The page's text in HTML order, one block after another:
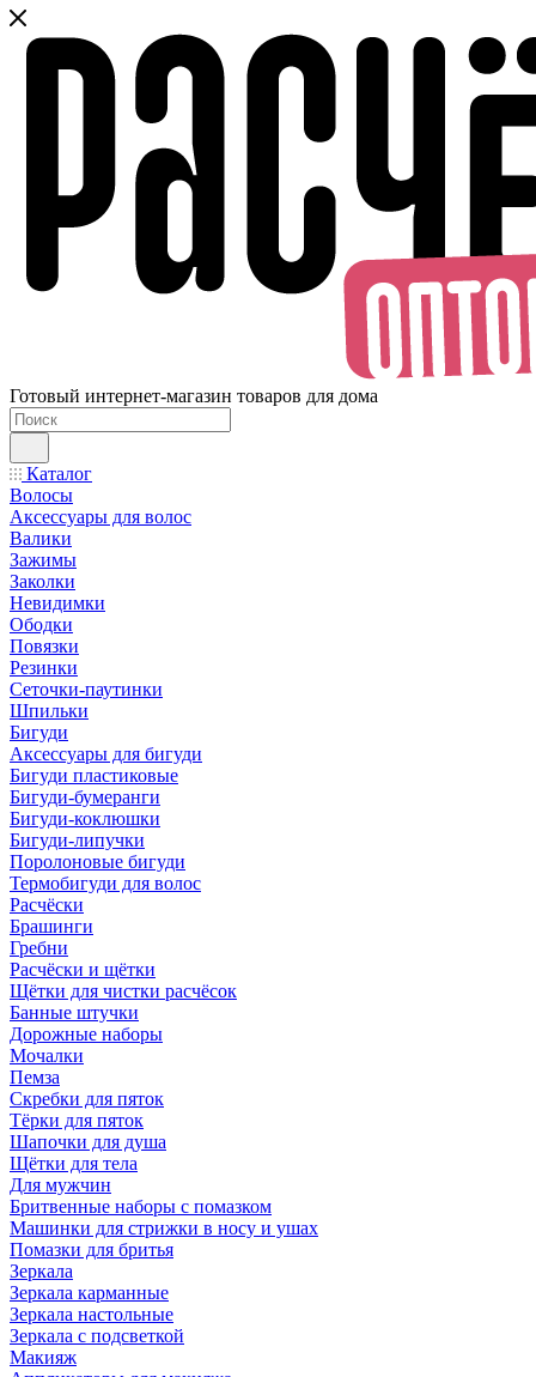
Готовый интернет-магазин товаров для дома
Каталог
Волосы
Аксессуары для волос
Валики
Зажимы
Заколки
Невидимки
Ободки
Повязки
Резинки
Сеточки-паутинки
Шпильки
Бигуди
Аксессуары для бигуди
Бигуди пластиковые
Бигуди-бумеранги
Бигуди-коклюшки
Бигуди-липучки
Поролоновые бигуди
Термобигуди для волос
Расчёски
Брашинги
Гребни
Расчёски и щётки
Щётки для чистки расчёсок
Банные штучки
Дорожные наборы
Мочалки
Пемза
Скребки для пяток
Тёрки для пяток
Шапочки для душа
Щётки для тела
Для мужчин
Бритвенные наборы с помазком
Машинки для стрижки в носу и ушах
Помазки для бритья
Зеркала
Зеркала карманные
Зеркала настольные
Зеркала с подсветкой
Макияж